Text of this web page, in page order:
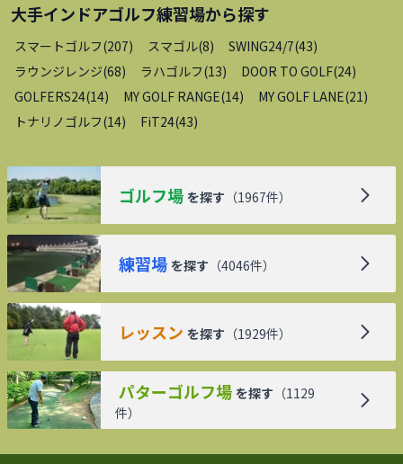
大手インドアゴルフ練習場から探す
スマートゴルフ(207) スマゴル(8) SWING24/7(43)
ラウンジレンジ(68) ラハゴルフ(13) DOOR TO GOLF(24)
GOLFERS24(14) MY GOLF RANGE(14) MY GOLF LANE(21 )
トナリノゴルフ(14) FiT24(43)
ゴルフ場 を探す （1967件）
練習場 を探す （4046件）
レッスン を探す （1929件）
パターゴルフ場 を探す （1129
件）